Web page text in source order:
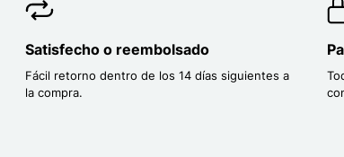
Satisfecho o reembolsado
Fácil retorno dentro de los 14 días siguientes a
la compra.